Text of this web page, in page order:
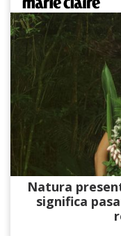
Natura
significa